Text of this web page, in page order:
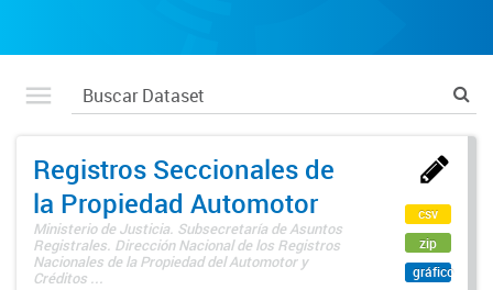
Registros Seccionales de
la Propiedad Automotor
Ministerio de Justicia. Subsecretaría de Asuntos
Registrales. Dirección Nacional de los Registros
Nacionales de la Propiedad del Automotor y
Créditos ...
csv
zip
gráfico